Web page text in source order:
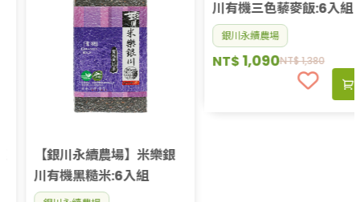
【銀川永續農場】米樂銀
川有機黑糙米:6入組